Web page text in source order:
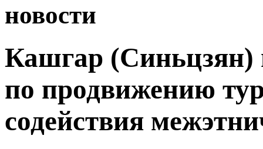
новости
Кашгар (Синьцзян)
по продвижению
содействия